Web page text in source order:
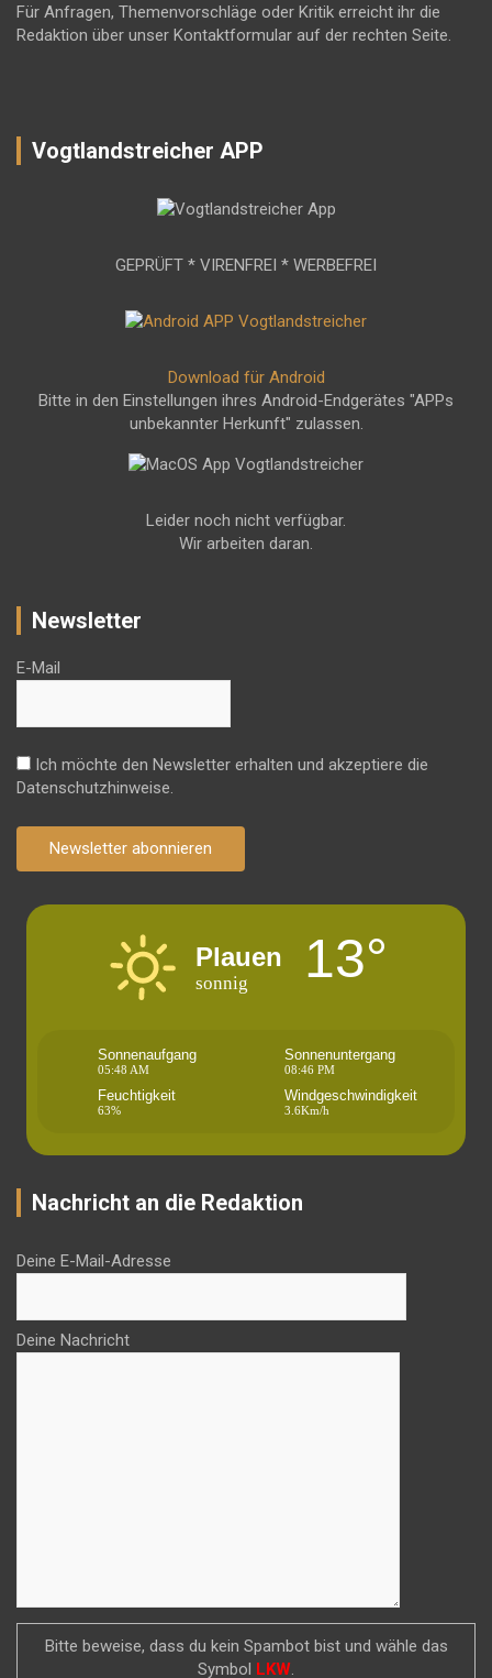
Für Anfragen, Themenvorschläge oder Kritik erreicht ihr die
Redaktion über unser Kontaktformular auf der rechten Seite.
Vogtlandstreicher APP
GEPRÜFT * VIRENFREI * WERBEFREI
Download für Android
Bitte in den Einstellungen ihres Android-Endgerätes "APPs
unbekannter Herkunft" zulassen.
Leider noch nicht verfügbar.
Wir arbeiten daran.
Newsletter
E-Mail
Ich möchte den Newsletter erhalten und akzeptiere die
Datenschutzhinweise.
Newsletter abonnieren
Plauen
sonnig 13°
Sonnenaufgang
05:48 AM
Sonnenuntergang
08:46 PM
Feuchtigkeit
63%
Windgeschwindigkeit
3.6Km/h
Nachricht an die Redaktion
Deine E-Mail-Adresse
Deine Nachricht
Bitte beweise, dass du kein Spambot bist und wähle das
Symbol
LKW.